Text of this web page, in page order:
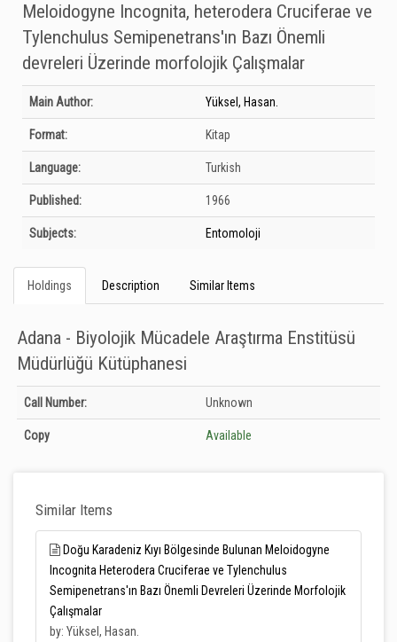
Meloidogyne Incognita, heterodera Cruciferae ve
Tylenchulus Semipenetrans'ın Bazı Önemli
devreleri Üzerinde morfolojik Çalışmalar
Bibliographic Details
Main Author: Yüksel, Hasan.
Format: Kitap
Language: Turkish
Published: 1966
Subjects: Entomoloji
Holdings Description Similar Items
Adana - Biyolojik Mücadele Araştırma Enstitüsü
Müdürlüğü Kütüphanesi
Holdings details from Adana - Biyolojik Mücadele Araştırma Enstitüsü
Müdürlüğü Kütüphanesi: Unknown
Call Number: Unknown
Copy Available
Similar Items
Doğu Karadeniz Kıyı Bölgesinde Bulunan Meloidogyne
Incognita Heterodera Cruciferae ve Tylenchulus
Semipenetrans'ın Bazı Önemli Devreleri Üzerinde Morfolojik
Çalışmalar
by: Yüksel, Hasan.